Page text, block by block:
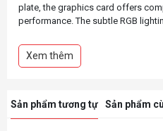
plate, the graphics card offers
performance. The subtle RGB
distraction.
Powered by NVIDIA DLSS 3, ultra-
Xem thêm
Sản phẩm tương tự Sản phẩm